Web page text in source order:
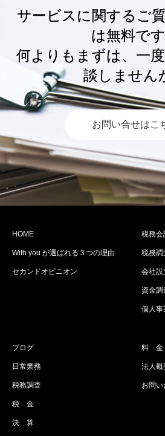
サービスに関するご
は無料です
何よりもまずは、一
談しません
お問い合せはこ
HOME
With you が選ばれる３つの理由
セカンドオピニオン
税務会
税務調
会社設
資金調
個人事
ブログ
日常業務
税務調査
税 金
決 算
料 金
法人概
お問